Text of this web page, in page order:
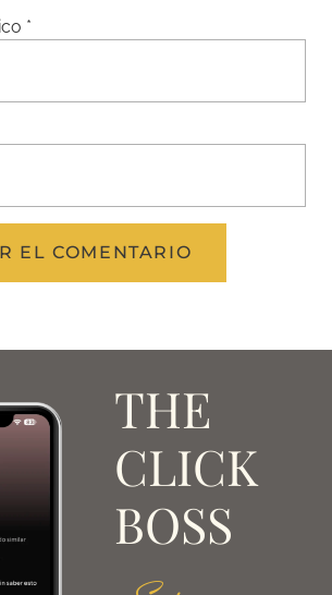
*
THE
CLICK
BOSS